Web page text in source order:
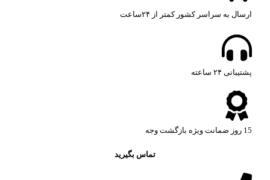
ارسال به سراسر کشور کمتر از ۲۴ساعت
پشتیبانی ۲۴ ساعته​
15 روز ضمانت ویژه بازگشت وجه
تماس بگیرید